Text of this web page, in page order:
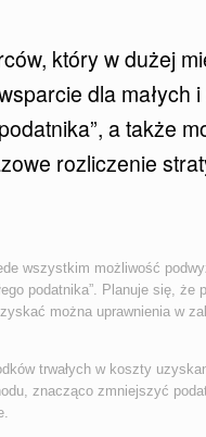
który w dużej
dla
a także
rozliczenie
wszystkim możliwość
podatnika”. Planuje się,
można uprawnienia w
trwałych w koszty
znacząco zmniejszyć